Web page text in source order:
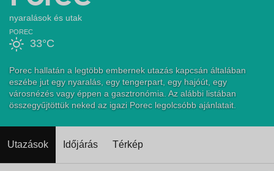
nyaralások és utak
33°C
POREC
Porec hallatán a legtöbb embernek utazás kapcsán általában
eszébe jut egy nyaralás, egy tengerpart, egy hajóút, egy
városnézés vagy éppen a gasztronómia. Az alábbi listában
összegyűjtöttük neked az igazi Porec legolcsóbb ajánlatait.
Utazások Időjárás Térkép